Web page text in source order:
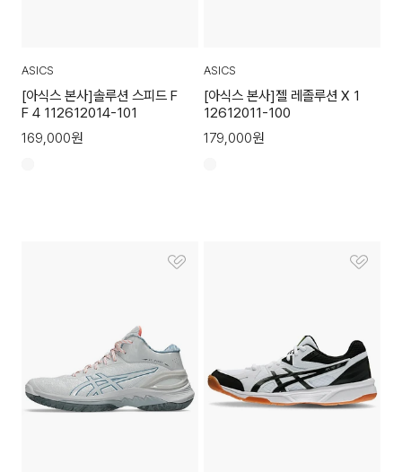
ASICS
[아식스 본사]솔루션 스피드 F
F 4 112612014-101
169,000원
ASICS
[아식스 본사]젤 레졸루션 X 1
12612011-100
179,000원